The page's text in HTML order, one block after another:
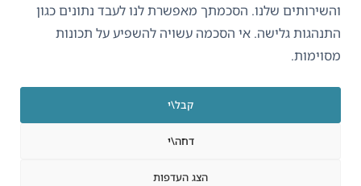
והשירותים שלנו. הסכמתך מאפשרת לנו לעבד נתונים כגון
התנהגות גלישה. אי הסכמה עשויה להשפיע על תכונות
מסוימות.
קבל\י
דחה\י
הצג העדפות
עברית
GDPR ומדיניות פרטיות
הצטרף לצוות שלנו(נפתח
בחלון
חדש)
בחלון
חדש)
בחלון